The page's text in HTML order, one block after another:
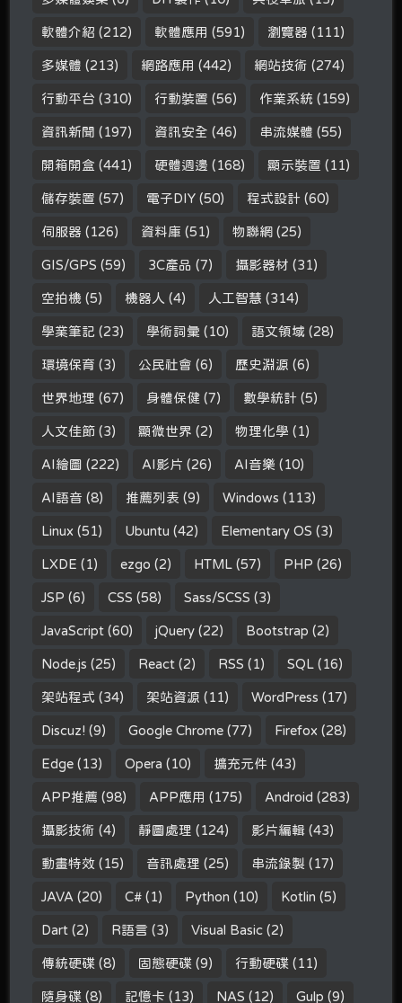
軟體介紹 (212) 軟體應用 (591) 瀏覽器 (111)
多媒體 (213) 網路應用 (442) 網站技術 (274)
行動平台 (310) 行動裝置 (56) 作業系統 (159)
資訊新聞 (197) 資訊安全 (46) 串流媒體 (55)
開箱開盒 (441) 硬體週邊 (168) 顯示裝置 (11)
儲存裝置 (57) 電子DIY (50) 程式設計 (60)
伺服器 (126) 資料庫 (51) 物聯網 (25)
GIS/GPS (59) 3C產品 (7) 攝影器材 (31)
空拍機 (5) 機器人 (4) 人工智慧 (314)
學業筆記 (23) 學術詞彙 (10) 語文領域 (28)
環境保育 (3) 公民社會 (6) 歷史淵源 (6)
世界地理 (67) 身體保健 (7) 數學統計 (5)
人文佳節 (3) 顯微世界 (2) 物理化學 (1)
AI繪圖 (222) AI影片 (26) AI音樂 (10)
AI語音 (8) 推薦列表 (9) Windows (113)
Linux (51) Ubuntu (42) Elementary OS (3)
LXDE (1) ezgo (2) HTML (57) PHP (26)
JSP (6) CSS (58) Sass/SCSS (3)
JavaScript (60) jQuery (22) Bootstrap (2)
Node.js (25) React (2) RSS (1) SQL (16)
架站程式 (34) 架站資源 (11) WordPress (17)
Discuz! (9) Google Chrome (77) Firefox (28)
Edge (13) Opera (10) 擴充元件 (43)
APP推薦 (98) APP應用 (175) Android (283)
攝影技術 (4) 靜圖處理 (124) 影片編輯 (43)
動畫特效 (15) 音訊處理 (25) 串流錄製 (17)
JAVA (20) C# (1) Python (10) Kotlin (5)
Dart (2) R語言 (3) Visual Basic (2)
傳統硬碟 (8) 固態硬碟 (9) 行動硬碟 (11)
隨身碟 (8) 記憶卡 (13) NAS (12) Gulp (9)